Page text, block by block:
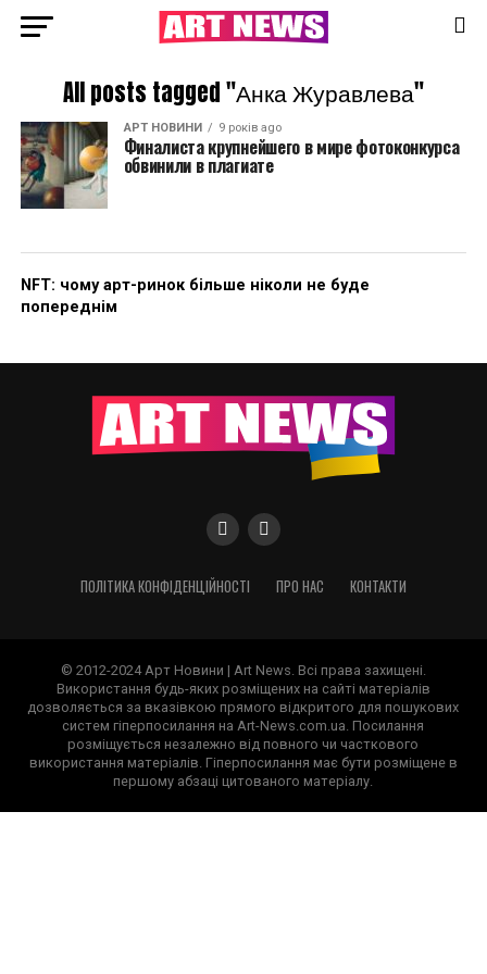
All posts tagged "Анка Журавлева"
АРТ НОВИНИ 9 років ago
Финалиста крупнейшего в мире фотоконкурса
обвинили в плагиате
NFT: чому арт-ринок більше ніколи не буде
попереднім
ПОЛІТИКА КОНФІДЕНЦІЙНОСТІ ПРО НАС КОНТАКТИ
© 2012-2024 Арт Новини | Art News. Всі права захищені.
Використання будь-яких розміщених на сайті матеріалів
дозволяється за вказівкою прямого відкритого для пошукових
систем гіперпосилання на Art-News.com.ua. Посилання
розміщується незалежно від повного чи часткового
використання матеріалів. Гіперпосилання має бути розміщене в
першому абзаці цитованого матеріалу.